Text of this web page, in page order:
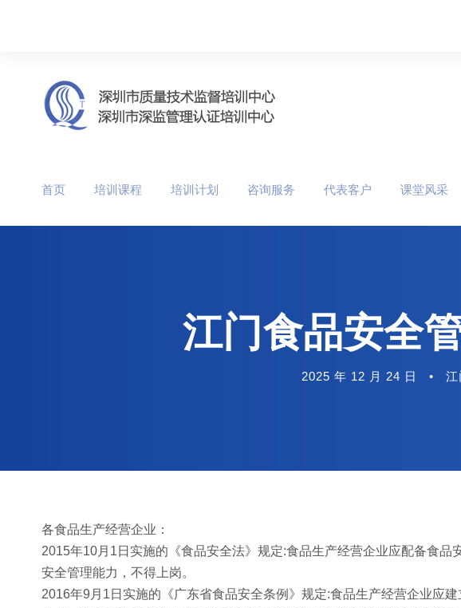
首页 培训课程 培训计划 咨询服务 代表客户 课堂风采
江门食品安全
2025 年 12 月 24 日 • 江
各食品生产经营企业：
2015年10月1日实施的《食品安全法》规定:食品生产经营企业应配备食
安全管理能力，不得上岗。
2016年9月1日实施的《广东省食品安全条例》规定:食品生产经营企业应